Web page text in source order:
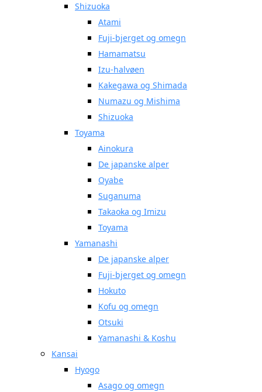
Shizuoka
Atami
Fuji-bjerget og omegn
Hamamatsu
Izu-halvøen
Kakegawa og Shimada
Numazu og Mishima
Shizuoka
Toyama
Ainokura
De japanske alper
Oyabe
Suganuma
Takaoka og Imizu
Toyama
Yamanashi
De japanske alper
Fuji-bjerget og omegn
Hokuto
Kofu og omegn
Otsuki
Yamanashi & Koshu
Kansai
Hyogo
Asago og omegn